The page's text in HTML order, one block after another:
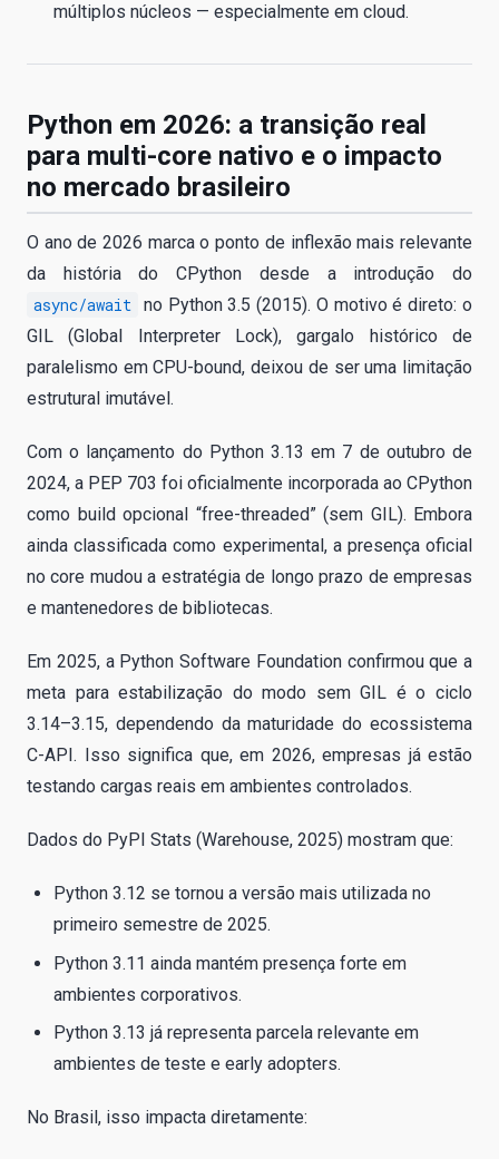
múltiplos núcleos — especialmente em cloud.
Python em 2026: a transição real
para multi-core nativo e o impacto
no mercado brasileiro
O ano de 2026 marca o ponto de inflexão mais relevante
da história do CPython desde a introdução do
async/await no Python 3.5 (2015). O motivo é direto: o
GIL (Global Interpreter Lock), gargalo histórico de
paralelismo em CPU-bound, deixou de ser uma limitação
estrutural imutável.
Com o lançamento do Python 3.13 em 7 de outubro de
2024, a PEP 703 foi oficialmente incorporada ao CPython
como build opcional “free-threaded” (sem GIL). Embora
ainda classificada como experimental, a presença oficial
no core mudou a estratégia de longo prazo de empresas
e mantenedores de bibliotecas.
Em 2025, a Python Software Foundation confirmou que a
meta para estabilização do modo sem GIL é o ciclo
3.14–3.15, dependendo da maturidade do ecossistema
C-API. Isso significa que, em 2026, empresas já estão
testando cargas reais em ambientes controlados.
Dados do PyPI Stats (Warehouse, 2025) mostram que:
Python 3.12 se tornou a versão mais utilizada no
primeiro semestre de 2025.
Python 3.11 ainda mantém presença forte em
ambientes corporativos.
Python 3.13 já representa parcela relevante em
ambientes de teste e early adopters.
No Brasil, isso impacta diretamente: